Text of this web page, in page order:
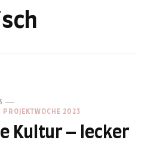
PROJEKTWOCHE 2023
Kultur – lecker